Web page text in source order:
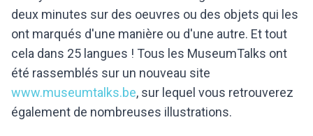
deux minutes sur des oeuvres ou des objets qui les
ont marqués d'une manière ou d'une autre. Et tout
cela dans 25 langues ! Tous les MuseumTalks ont
été rassemblés sur un nouveau site
www.museumtalks.be, sur lequel vous retrouverez
également de nombreuses illustrations.